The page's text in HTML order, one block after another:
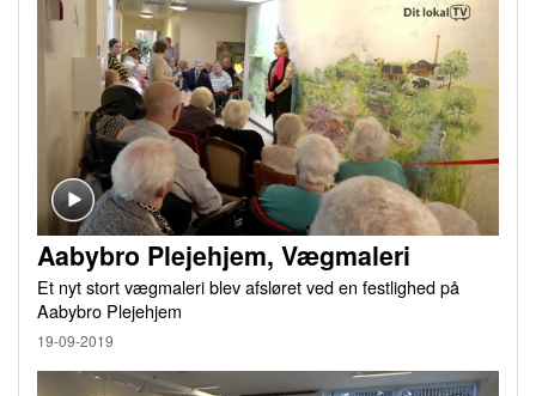
Aabybro Plejehjem, Vægmaleri
Et nyt stort vægmaleri blev afsløret ved en festlighed på
Aabybro Plejehjem
19-09-2019